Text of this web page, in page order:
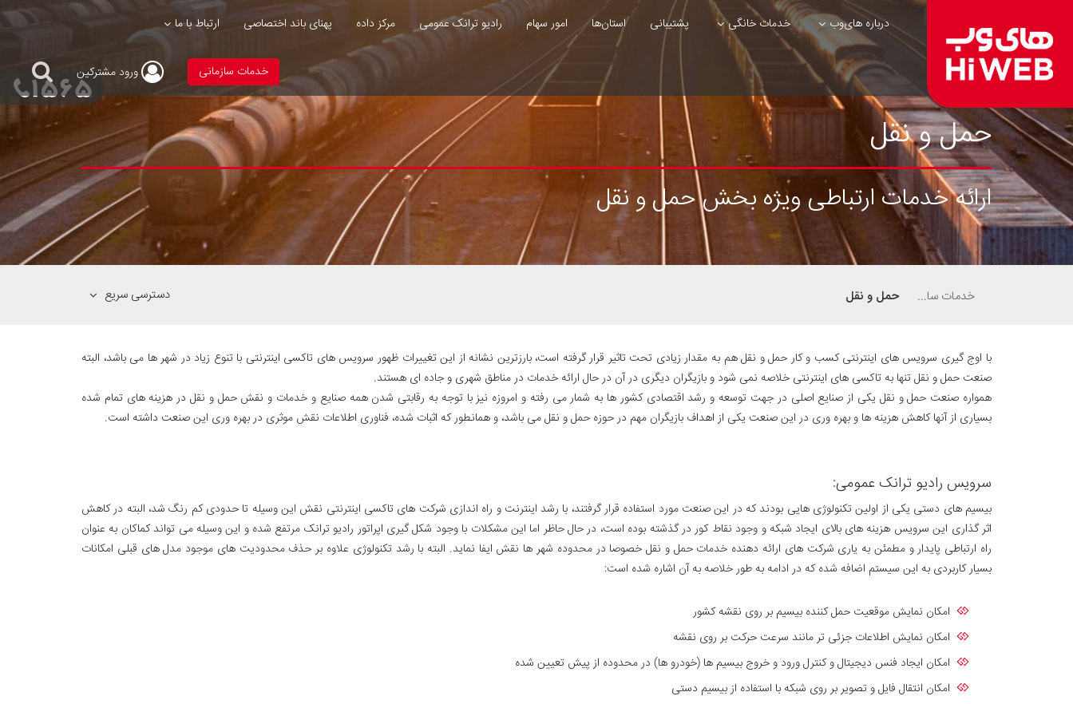
درباره های‌وب خدمات خانگی پشتیبانی استان‌ها امور سهام رادیو ترانک عمومی مرکز داده پهنای باند اختصاصی ارتباط با ما
ورود مشترکین خدمات سازمانی
حمل و نقل
ارائه خدمات ارتباطی ویژه بخش حمل و نقل
خدمات سازمانی حمل و نقل دسترسی سریع
با اوج گیری سرویس های اینترنتی کسب و کار حمل و نقل هم به مقدار زیادی تحت تاثیر قرار گرفته است، بارزترین نشانه از این تغییرات ظهور سرویس های تاکسی اینترنتی با تنوع زیاد در شهر ها می باشد، البته
صنعت حمل و نقل تنها به تاکسی های اینترنتی خلاصه نمی شود و بازیگران دیگری در آن در حال ارائه خدمات در مناطق شهری و جاده ای هستند.
همواره صنعت حمل و نقل یکی از صنایع اصلی در جهت توسعه و رشد اقتصادی کشور ها به شمار می رفته و امروزه نیز با توجه به رقابتی شدن همه صنایع و خدمات و نقش حمل و نقل در هزینه های تمام شده
بسیاری از آنها کاهش هزینه ها و بهره وری در این صنعت یکی از اهداف بازیگران مهم در حوزه حمل و نقل می باشد، و همانطور که اثبات شده، فناوری اطلاعات نقش موثری در بهره وری این صنعت داشته است.
سرویس رادیو ترانک عمومی:
بیسیم های دستی یکی از اولین تکنولوژی هایی بودند که در این صنعت مورد استفاده قرار گرفتند، با رشد اینترنت و راه اندازی شرکت های تاکسی اینترنتی نقش این وسیله تا حدودی کم رنگ شد، البته در کاهش
اثر گذاری این سرویس هزینه های بالای ایجاد شبکه و وجود نقاط کور در گذشته بوده است، در حال حاظر اما این مشکلات با وجود شکل گیری اپراتور رادیو ترانک مرتفع شده و این وسیله می تواند کماکان به عنوان
راه ارتباطی پایدار و مطمئن به یاری شرکت های ارائه دهنده خدمات حمل و نقل خصوصا در محدوده شهر ها نقش ایفا نماید. البته با رشد تکنولوژی علاوه بر حذف محدودیت های موجود مدل های قبلی امکانات
بسیار کاربردی به این سیستم اضافه شده که در ادامه به طور خلاصه به آن اشاره شده است:
امکان نمایش موقعیت حمل کننده بیسیم بر روی نقشه کشور
امکان نمایش اطلاعات جزئی تر مانند سرعت حرکت بر روی نقشه
امکان ایجاد فنس دیجیتال و کنترل ورود و خروج بیسیم ها (خودرو ها) در محدوده از پیش تعیین شده
امکان انتقال فایل و تصویر بر روی شبکه با استفاده از بیسیم دستی